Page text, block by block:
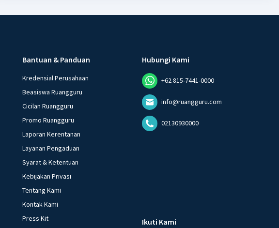
Bantuan & Panduan
Kredensial Perusahaan
Beasiswa Ruangguru
Cicilan Ruangguru
Promo Ruangguru
Laporan Kerentanan
Layanan Pengaduan
Syarat & Ketentuan
Kebijakan Privasi
Tentang Kami
Kontak Kami
Press Kit
Hubungi Kami
+62 815-7441-0000
info@ruangguru.com
02130930000
Ikuti Kami